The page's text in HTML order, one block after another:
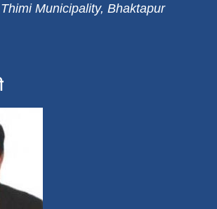
Municipality, Bhaktapur